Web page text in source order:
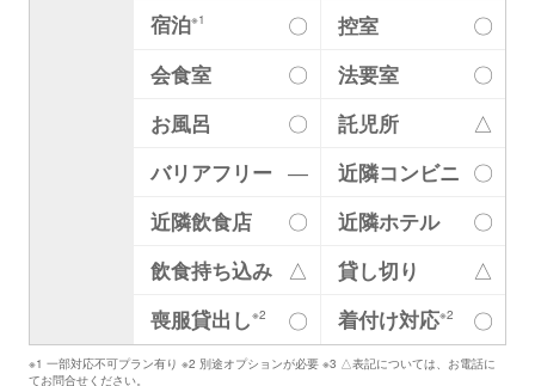
宿泊※1 〇 控室
〇
会食室
〇 法要室
〇
お風呂
〇 託児所
△
バリアフリー ― 近隣コンビニ 〇
近隣飲食店
〇 近隣ホテル
〇
飲食持ち込み
△ 貸し切り
△
喪服貸出し※2 〇 着付け対応※2 〇
※1 一部対応不可プラン有り ※2 別途オプションが必要 ※3 △表記については、お電話に
てお問合せください。